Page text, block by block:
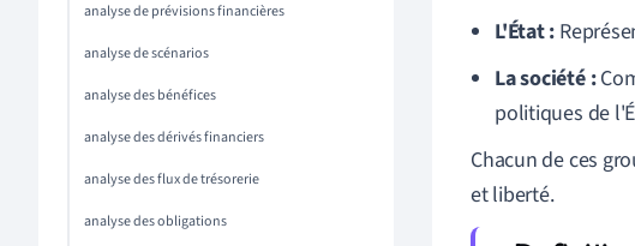
analyse de prévisions financières
analyse de scénarios
analyse des bénéfices
analyse des dérivés financiers
analyse des flux de trésorerie
analyse des obligations
L'État :
La société :
politiques de
Chacun de ces
et liberté.